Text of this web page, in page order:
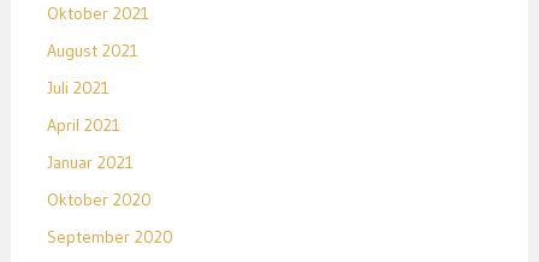
Oktober 2021
August 2021
Juli 2021
April 2021
Januar 2021
Oktober 2020
September 2020